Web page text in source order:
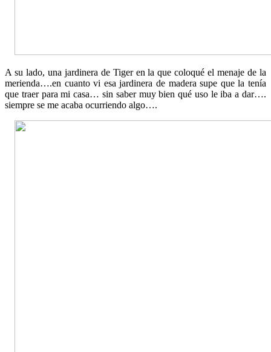
A su lado, una jardinera de Tiger en la que coloqué el menaje de la
merienda….en cuanto vi esa jardinera de madera supe que la tenía
que traer para mi casa… sin saber muy bien qué uso le iba a dar….
siempre se me acaba ocurriendo algo….